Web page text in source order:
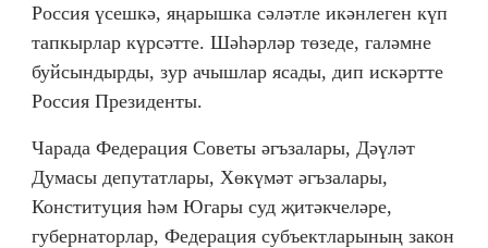
Россия үсешкә, яңарышка сәләтле икәнлеген күп
тапкырлар күрсәтте. Шәһәрләр төзеде, галәмне
буйсындырды, зур ачышлар ясады, дип искәртте
Россия Президенты.
Чарада Федерация Советы әгъзалары, Дәүләт
Думасы депутатлары, Хөкүмәт әгъзалары,
Конституция һәм Югары суд җитәкчеләре,
губернаторлар, Федерация субъектларының закон